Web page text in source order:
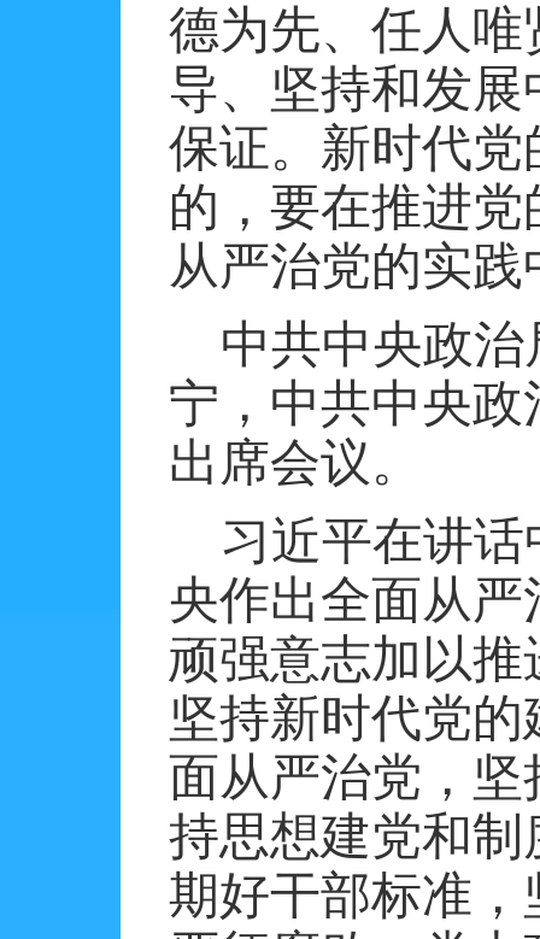
德为先、任人
导、坚持和发
保证。新时代
的，要在推进
从严治党的实
中共中央政
宁，中共中央
出席会议。
习近平在讲
央作出全面从
顽强意志加以
坚持新时代党
面从严治党，
持思想建党和
期好干部标准